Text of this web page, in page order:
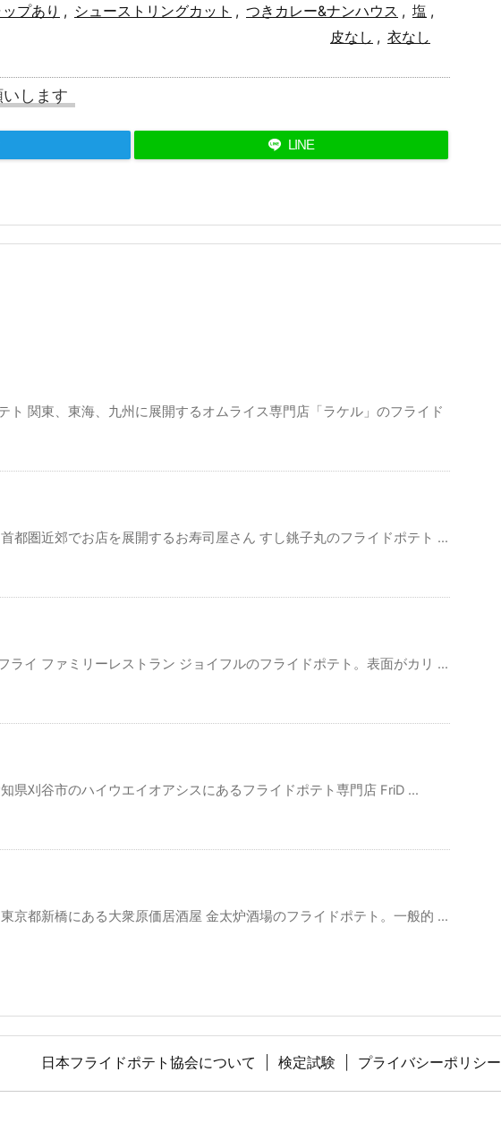
プあり , シューストリングカット , つきカレー&ナンハウス , 塩 ,
皮なし , 衣なし
します
LINE
ト 関東、東海、九州に展開するオムライス専門店「ラケル」のフライド
都圏近郊でお店を展開するお寿司屋さん すし銚子丸のフライドポテト ...
ライ ファミリーレストラン ジョイフルのフライドポテト。表面がカリ ...
県刈谷市のハイウエイオアシスにあるフライドポテト専門店 FriD ...
京都新橋にある大衆原価居酒屋 金太炉酒場のフライドポテト。一般的 ...
日本フライドポテト協会について 検定試験 プライバシーポリシー